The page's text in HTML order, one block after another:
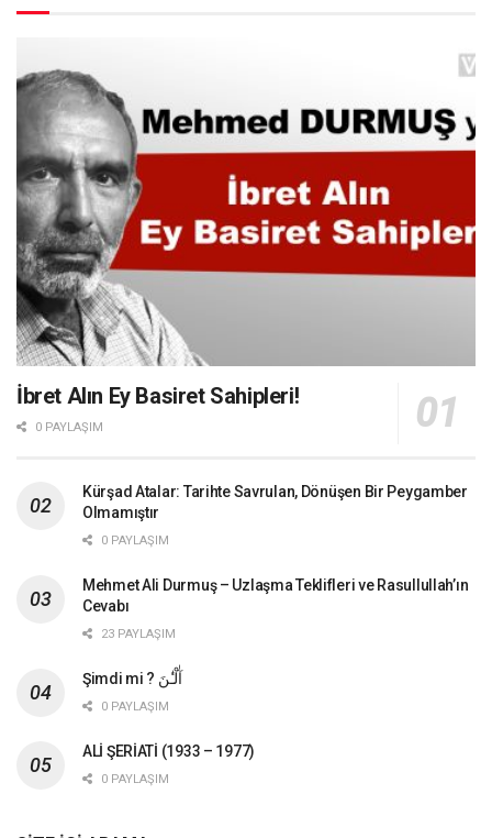
İbret Alın Ey Basiret Sahipleri!
0 PAYLAŞIM
Kürşad Atalar: Tarihte Savrulan, Dönüşen Bir Peygamber
Olmamıştır
0 PAYLAŞIM
Mehmet Ali Durmuş – Uzlaşma Teklifleri ve Rasullullah’ın
Cevabı
23 PAYLAŞIM
Şimdi mi ? آٰلْـٰٔنَ
0 PAYLAŞIM
ALİ ŞERİATİ (1933 – 1977)
0 PAYLAŞIM